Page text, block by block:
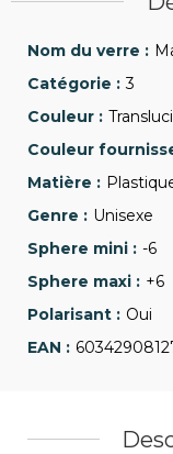
3
Unisexe
-6
+6
Oui